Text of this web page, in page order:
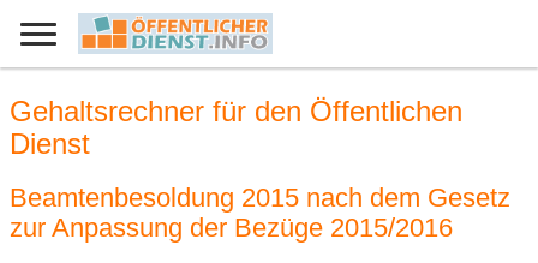
Gehaltsrechner für den Öffentlichen
Dienst
Beamtenbesoldung 2015 nach dem Gesetz
zur Anpassung der Bezüge 2015/2016